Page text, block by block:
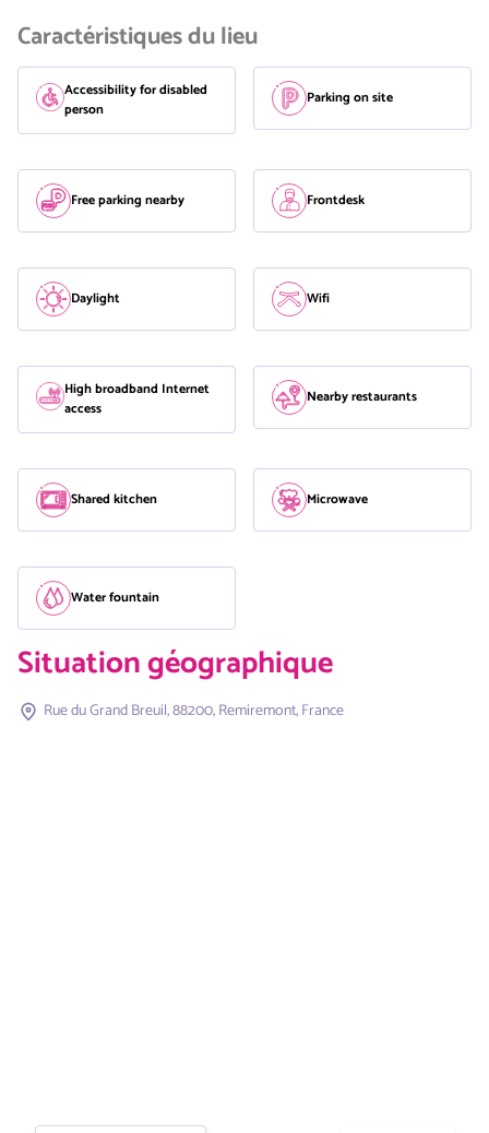
Caractéristiques du lieu
Accessibility for disabled
person
Parking on site
Free parking nearby Frontdesk
Daylight Wifi
High broadband Internet
access
Nearby restaurants
Shared kitchen Microwave
Water fountain
Situation géographique
Rue du Grand Breuil, 88200, Remiremont, France